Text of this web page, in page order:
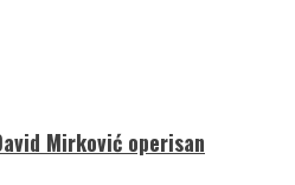
Mirković operisan